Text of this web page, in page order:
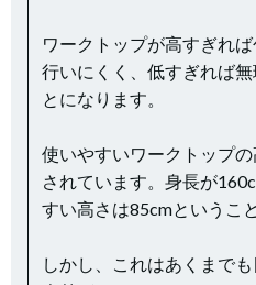
ワークトップが高すぎれ
行いにくく、低すぎれば
とになります。
使いやすいワークトップ
されています。身長が
すい高さは85cmというこ
しかし、これはあくまで